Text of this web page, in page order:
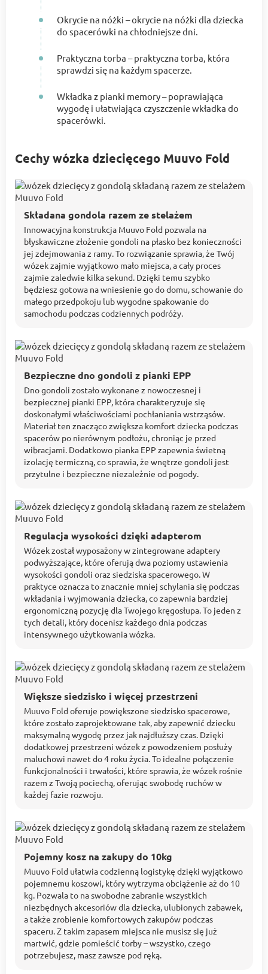
Okrycie na nóżki – okrycie na nóżki dla dziecka
do spacerówki na chłodniejsze dni.
Praktyczna torba – praktyczna torba, która
sprawdzi się na każdym spacerze.
Wkładka z pianki memory – poprawiająca
wygodę i ułatwiająca czyszczenie wkładka do
spacerówki.
Cechy wózka dziecięcego Muuvo Fold
Składana gondola razem ze stelażem
Innowacyjna konstrukcja Muuvo Fold pozwala na
błyskawiczne złożenie gondoli na płasko bez konieczności
jej zdejmowania z ramy. To rozwiązanie sprawia, że Twój
wózek zajmie wyjątkowo mało miejsca, a cały proces
zajmie zaledwie kilka sekund. Dzięki temu szybko
będziesz gotowa na wniesienie go do domu, schowanie do
małego przedpokoju lub wygodne spakowanie do
samochodu podczas codziennych podróży.
Bezpieczne dno gondoli z pianki EPP
Dno gondoli zostało wykonane z nowoczesnej i
bezpiecznej pianki EPP, która charakteryzuje się
doskonałymi właściwościami pochłaniania wstrząsów.
Materiał ten znacząco zwiększa komfort dziecka podczas
spacerów po nierównym podłożu, chroniąc je przed
wibracjami. Dodatkowo pianka EPP zapewnia świetną
izolację termiczną, co sprawia, że wnętrze gondoli jest
przytulne i bezpieczne niezależnie od pogody.
Regulacja wysokości dzięki adapterom
Wózek został wyposażony w zintegrowane adaptery
podwyższające, które oferują dwa poziomy ustawienia
wysokości gondoli oraz siedziska spacerowego. W
praktyce oznacza to znacznie mniej schylania się podczas
wkładania i wyjmowania dziecka, co zapewnia bardziej
ergonomiczną pozycję dla Twojego kręgosłupa. To jeden z
tych detali, który docenisz każdego dnia podczas
intensywnego użytkowania wózka.
Większe siedzisko i więcej przestrzeni
Muuvo Fold oferuje powiększone siedzisko spacerowe,
które zostało zaprojektowane tak, aby zapewnić dziecku
maksymalną wygodę przez jak najdłuższy czas. Dzięki
dodatkowej przestrzeni wózek z powodzeniem posłuży
maluchowi nawet do 4 roku życia. To idealne połączenie
funkcjonalności i trwałości, które sprawia, że wózek rośnie
razem z Twoją pociechą, oferując swobodę ruchów w
każdej fazie rozwoju.
Pojemny kosz na zakupy do 10kg
Muuvo Fold ułatwia codzienną logistykę dzięki wyjątkowo
pojemnemu koszowi, który wytrzyma obciążenie aż do 10
kg. Pozwala to na swobodne zabranie wszystkich
niezbędnych akcesoriów dla dziecka, ulubionych zabawek,
a także zrobienie komfortowych zakupów podczas
spaceru. Z takim zapasem miejsca nie musisz się już
martwić, gdzie pomieścić torby – wszystko, czego
potrzebujesz, masz zawsze pod ręką.